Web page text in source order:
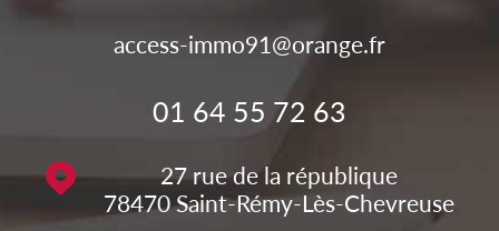
access-immo91@orange.fr
01 64 55 72 63
27 rue de la république
78470 Saint-Rémy-Lès-Chevreuse